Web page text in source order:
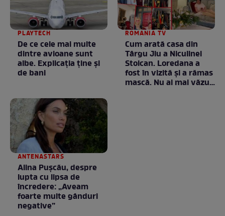
PLAYTECH
De ce cele mai multe
dintre avioane sunt
albe. Explicația ține și
de bani
ROMANIA TV
Cum arată casa din
Târgu Jiu a Niculinei
Stoican. Loredana a
fost în vizită și a rămas
mască. Nu ai mai văzut
ANTENASTARS
Alina Pușcău, despre
lupta cu lipsa de
încredere: „Aveam
foarte multe gânduri
negative”